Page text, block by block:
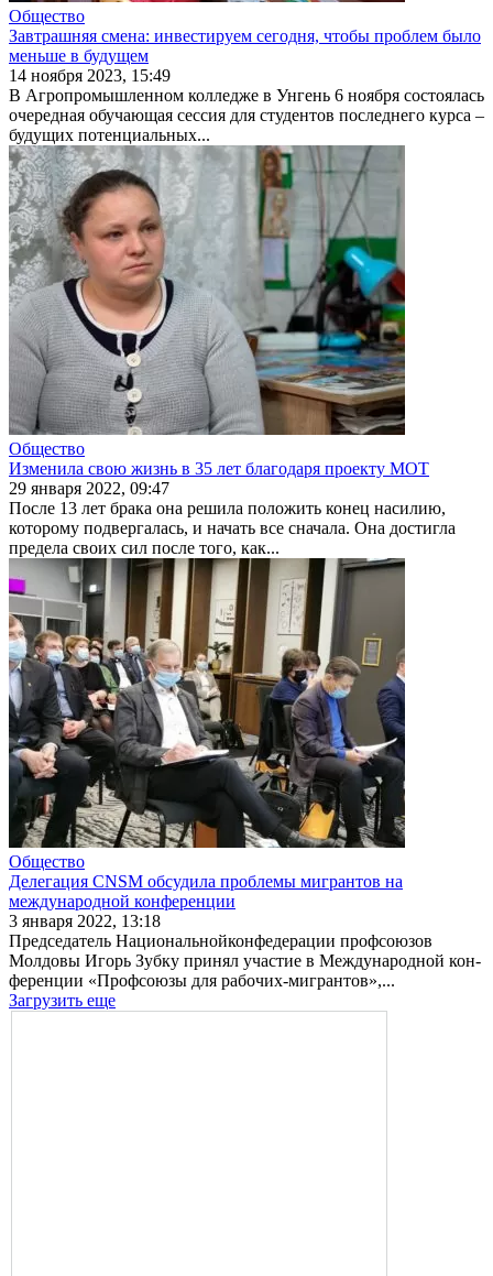
Общество
Завтрашняя смена: инвестируем сегодня, чтобы проблем было
меньше в будущем
14 ноября 2023, 15:49
В Агропромышленном колледже в Унгень 6 ноября состоялась
оче­редная обучающая сессия для сту­дентов последнего курса –
будущих потенциальных...
Общество
Изменила свою жизнь в 35 лет благодаря проекту МОТ
29 января 2022, 09:47
После 13 лет брака она решила положить конец насилию,
которому подвергалась, и начать все сна­чала. Она достигла
предела своих сил после того, как...
Общество
Делегация CNSM обсудила проблемы мигрантов на
международной конференции
3 января 2022, 13:18
Председатель Национальнойконфедерации профсоюзов
Молдовы Игорь Зубку принял участие в Международной кон­
ференции «Профсоюзы для рабочих-мигрантов»,...
Загрузить еще